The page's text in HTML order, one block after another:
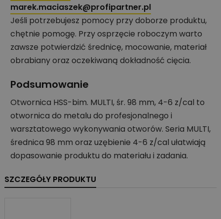
marek.maciaszek@profipartner.pl
Jeśli potrzebujesz pomocy przy doborze produktu,
chętnie pomogę. Przy osprzęcie roboczym warto
zawsze potwierdzić średnicę, mocowanie, materiał
obrabiany oraz oczekiwaną dokładność cięcia.
Podsumowanie
Otwornica HSS-bim. MULTI, śr. 98 mm, 4-6 z/cal to
otwornica do metalu do profesjonalnego i
warsztatowego wykonywania otworów. Seria MULTI,
średnica 98 mm oraz uzębienie 4-6 z/cal ułatwiają
dopasowanie produktu do materiału i zadania.
SZCZEGÓŁY PRODUKTU